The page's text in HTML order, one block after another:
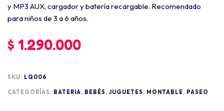
y MP3 AUX, cargador y batería recargable. Recomendado
para niños de 3 a 6 años.
$ 1.290.000
SKU: LQ006
CATEGORÍAS: BATERIA, BEBÉS , JUGUETES , MONTABLE, PASEO